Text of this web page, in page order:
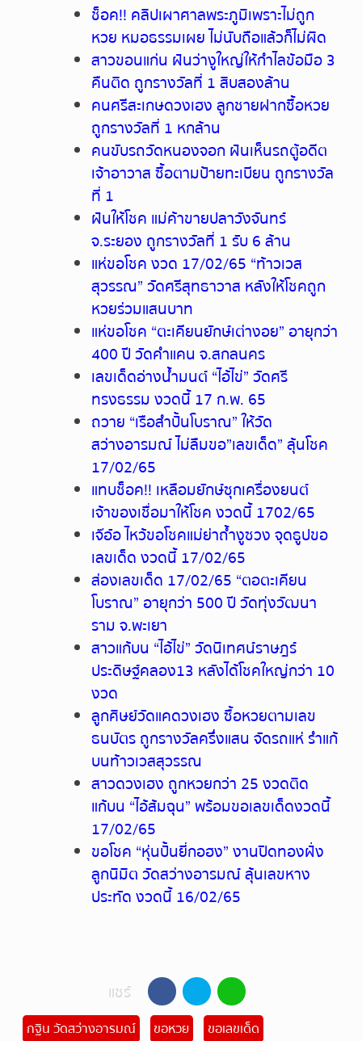
ช็อค!! คลิปเผาศาลพระภูมิเพราะไม่ถูก
หวย หมอธรรมเผย ไม่นับถือแล้วก็ไม่ผิด
สาวขอนแก่น ฝันว่างูใหญ่ให้กำไลข้อมือ 3
คืนติด ถูกรางวัลที่ 1 สิบสองล้าน
คนศรีสะเกษดวงเฮง ลูกชายฝากซื้อหวย
ถูกรางวัลที่ 1 หกล้าน
คนขับรถวัดหนองจอก ฝันเห็นรถตู้อดีต
เจ้าอาวาส ซื้อตามป้ายทะเบียน ถูกรางวัล
ที่ 1
ฝันให้โชค แม่ค้าขายปลาวังจันทร์
จ.ระยอง ถูกรางวัลที่ 1 รับ 6 ล้าน
แห่ขอโชค งวด 17/02/65 “ท้าวเวส
สุวรรณ” วัดศรีสุทธาวาส หลังให้โชคถูก
หวยร่วมแสนบาท
แห่ขอโชค “ตะเคียนยักษ์เต่างอย” อายุกว่า
400 ปี วัดคำแคน จ.สกลนคร
เลขเด็ดอ่างน้ำมนต์ “ไอ้ไข่” วัดศรี
ทรงธรรม งวดนี้ 17 ก.พ. 65
ถวาย “เรือสำปั้นโบราณ” ให้วัด
สว่างอารมณ์ ไม่ลืมขอ”เลขเด็ด” ลุ้นโชค
17/02/65
แทบช็อค!! เหลือมยักษ์ซุกเครื่องยนต์
เจ้าของเชื่อมาให้โชค งวดนี้ 1702/65
เจ๊อ๋อ ไหว้ขอโชคแม่ย่าถ้ำงูซวง จุดธูปขอ
เลขเด็ด งวดนี้ 17/02/65
ส่องเลขเด็ด 17/02/65 “ตอตะเคียน
โบราณ” อายุกว่า 500 ปี วัดทุ่งวัฒนา
ราม จ.พะเยา
สาวแก้บน “ไอ้ไข่” วัดนิเทศน์ราษฎร์
ประดิษฐ์คลอง13 หลังได้โชคใหญ่กว่า 10
งวด
ลูกศิษย์วัดแคดวงเฮง ซื้อหวยตามเลข
ธนบัตร ถูกรางวัลครึ่งแสน จัดรถแห่ รำแก้
บนท้าวเวสสุวรรณ
สาวดวงเฮง ถูกหวยกว่า 25 งวดติด
แก้บน “ไอ้ส้มฉุน” พร้อมขอเลขเด็ดงวดนี้
17/02/65
ขอโชค “หุ่นปั้นยี่กอฮง” งานปิดทองฝั่ง
ลูกนิมิต วัดสว่างอารมณ์ ลุ้นเลขหาง
ประทัด งวดนี้ 16/02/65
แชร์
กฐิน วัดสว่างอารมณ์ ขอหวย
ขอเลขเด็ด